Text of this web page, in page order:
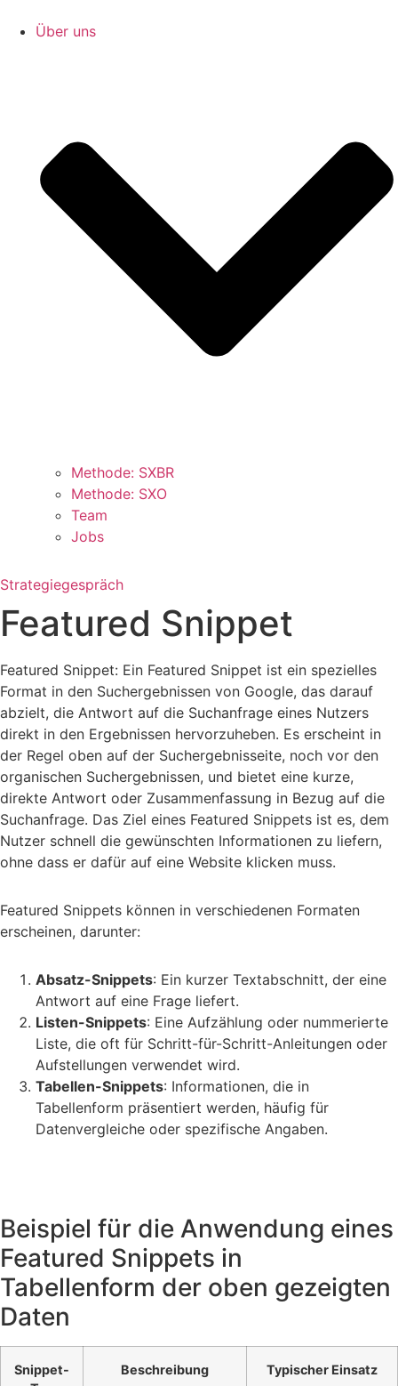
Über uns
Methode: SXBR
Methode: SXO
Team
Jobs
Strategiegespräch
Featured Snippet
Featured Snippet: Ein Featured Snippet ist ein spezielles
Format in den Suchergebnissen von Google, das darauf
abzielt, die Antwort auf die Suchanfrage eines Nutzers
direkt in den Ergebnissen hervorzuheben. Es erscheint in
der Regel oben auf der Suchergebnisseite, noch vor den
organischen Suchergebnissen, und bietet eine kurze,
direkte Antwort oder Zusammenfassung in Bezug auf die
Suchanfrage. Das Ziel eines Featured Snippets ist es, dem
Nutzer schnell die gewünschten Informationen zu liefern,
ohne dass er dafür auf eine Website klicken muss.
Featured Snippets können in verschiedenen Formaten
erscheinen, darunter:
Absatz-Snippets: Ein kurzer Textabschnitt, der eine
Antwort auf eine Frage liefert.
Listen-Snippets: Eine Aufzählung oder nummerierte
Liste, die oft für Schritt-für-Schritt-Anleitungen oder
Aufstellungen verwendet wird.
Tabellen-Snippets: Informationen, die in
Tabellenform präsentiert werden, häufig für
Datenvergleiche oder spezifische Angaben.
Beispiel für die Anwendung eines
Featured Snippets in
Tabellenform der oben gezeigten
Daten
Snippet-
Beschreibung Typischer Einsatz